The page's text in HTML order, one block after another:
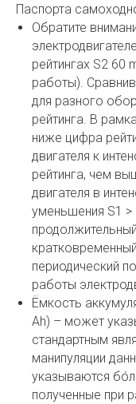
Паспорта
Обратите
рейтингах S2 60
работы).
для разного
рейтинга. В
ниже цифра
двигателя к
рейтинга, чем
двигателя в
уменьшения S1 >
периодический
работы
Ёмкость
Ah) – может
стандартным
манипуляции
указываются
полученные при